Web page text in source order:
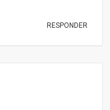
RESPONDER